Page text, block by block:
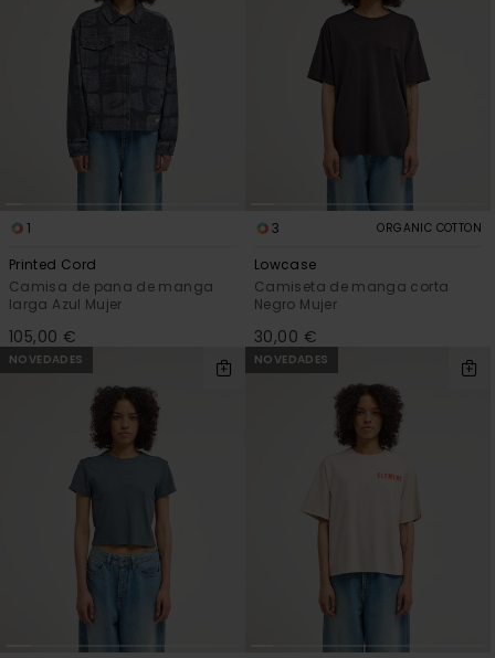
1
Printed Cord
Camisa de pana de manga
larga Azul Mujer
105,00 €
3 ORGANIC COTTON
Lowcase
Camiseta de manga corta
Negro Mujer
30,00 €
NOVEDADES NOVEDADES